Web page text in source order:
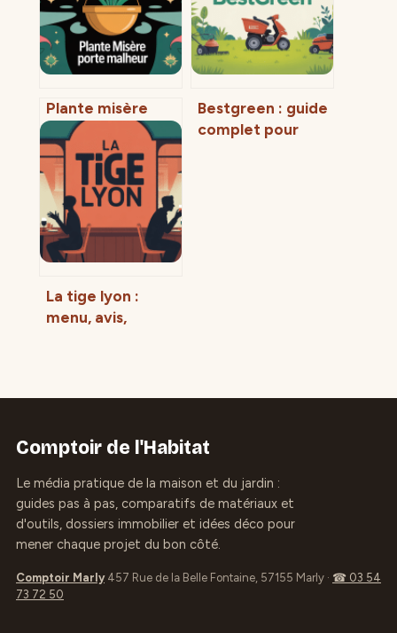
Plante misère
porte malheur :
mythe,
symbolique et
vrais enjeux chez
vous
Bestgreen : guide
complet pour
La tige lyon :
menu, avis,
Comptoir de l'Habitat
Le média pratique de la maison et du jardin :
guides pas à pas, comparatifs de matériaux et
d'outils, dossiers immobilier et idées déco pour
mener chaque projet du bon côté.
Comptoir Marly 457 Rue de la Belle Fontaine, 57155 Marly · ☎ 03 54
73 72 50